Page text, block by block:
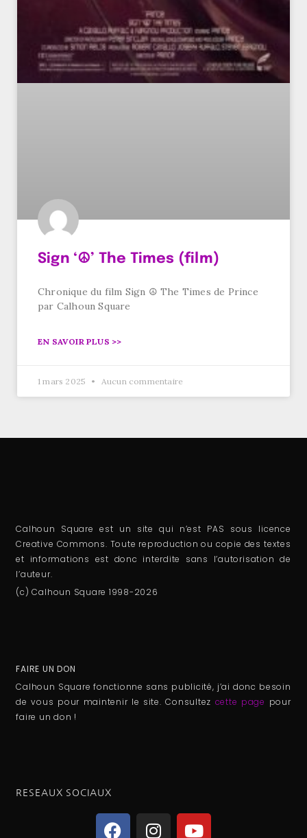
Sign ‘☮’ The Times (film)
Chronique du film Sign ☮ The Times de Prince
par Calhoun Square
EN SAVOIR PLUS >>
1 mars 2025 Aucun commentaire
Calhoun Square est un site qui n’est PAS sous licence
Creative Commons. Toute reproduction ou copie des textes
et informations est donc interdite sans l’autorisation de
l’auteur.
(c) Calhoun Square 1998-2026
FAIRE UN DON
Calhoun Square fonctionne sans publicité, j’ai donc besoin
de vous pour maintenir le site. Consultez cette page pour
faire un don !
RESEAUX SOCIAUX